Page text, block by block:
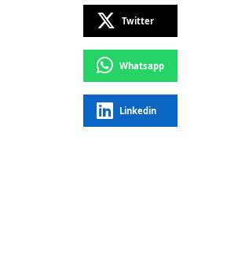
Twitter
Whatsapp
Linkedin